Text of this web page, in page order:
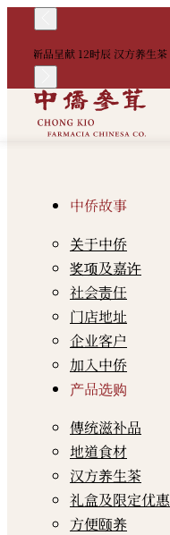
新品呈献 12时辰 汉方养生茶
中侨故事
关于中侨
奖项及嘉许
社会责任
门店地址
企业客户
加入中侨
产品选购
傳统滋补品
地道食材
汉方养生茶
礼盒及限定优惠
方便颐养